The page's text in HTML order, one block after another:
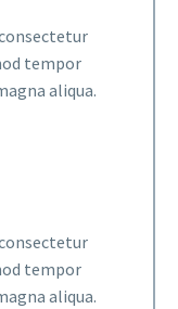
tempor
aliqua.
tempor
aliqua.